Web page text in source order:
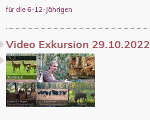
für die 6-12-Jährigen
Video Exkursion 29.10.2022